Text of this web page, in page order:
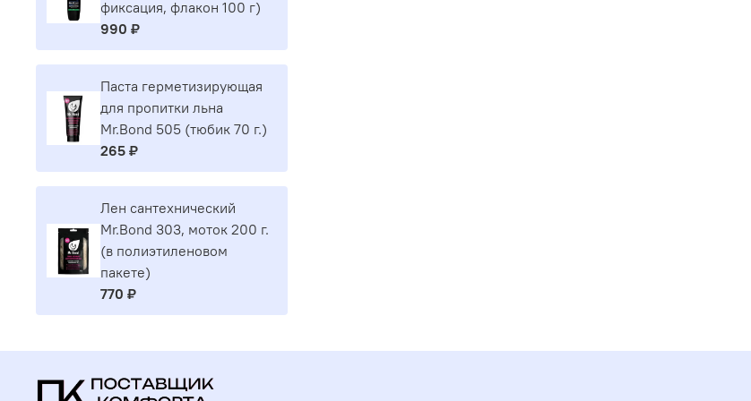
фиксация, флакон 100 г)
990 ₽
Паста герметизирующая
для пропитки льна
Mr.Bond 505 (тюбик 70 г.)
265 ₽
Лен сантехнический
Mr.Bond 303, моток 200 г.
(в полиэтиленовом
пакете)
770 ₽